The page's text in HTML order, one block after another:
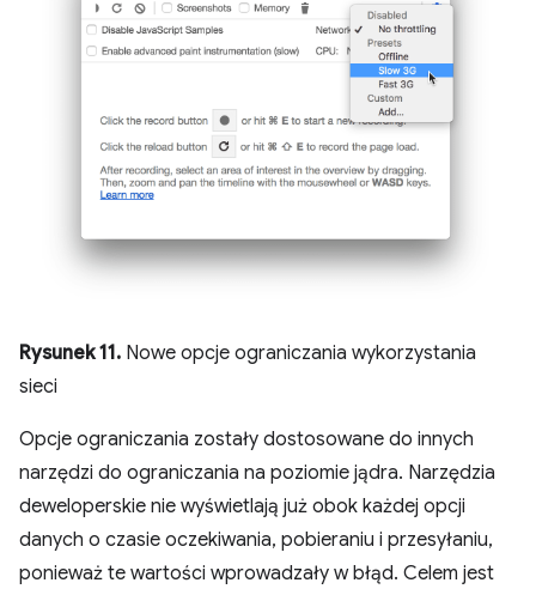
Rysunek 11. Nowe opcje ograniczania wykorzystania
sieci
Opcje ograniczania zostały dostosowane do innych
narzędzi do ograniczania na poziomie jądra. Narzędzia
deweloperskie nie wyświetlają już obok każdej opcji
danych o czasie oczekiwania, pobieraniu i przesyłaniu,
ponieważ te wartości wprowadzały w błąd. Celem jest